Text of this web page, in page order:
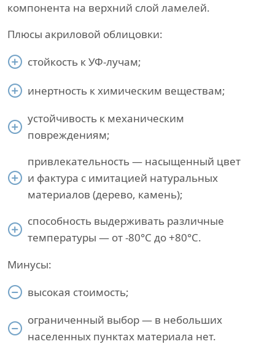
компонента на верхний слой ламелей.
Плюсы акриловой облицовки:
стойкость к УФ-лучам;
инертность к химическим веществам;
устойчивость к механическим
повреждениям;
привлекательность — насыщенный цвет
и фактура с имитацией натуральных
материалов (дерево, камень);
способность выдерживать различные
температуры — от -80°С до +80°С.
Минусы:
высокая стоимость;
ограниченный выбор — в небольших
населенных пунктах материала нет.